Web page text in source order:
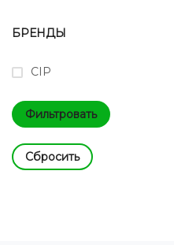
БРЕНДЫ
CIP
Cбросить